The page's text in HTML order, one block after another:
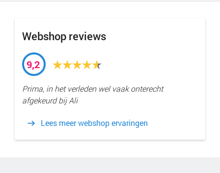
Webshop reviews
9,2
Prima, in het verleden wel vaak onterecht
afgekeurd bij Ali
Lees meer webshop ervaringen